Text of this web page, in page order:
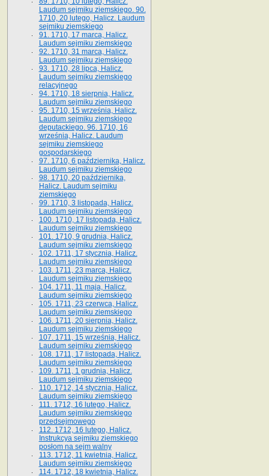
Laudum sejmiku ziemskiego. 90.
1710, 20 lutego, Halicz. Laudum
sejmiku ziemskiego
91. 1710, 17 marca, Halicz.
Laudum sejmiku ziemskiego
92. 1710, 31 marca, Halicz.
Laudum sejmiku ziemskiego
93. 1710, 28 lipca, Halicz.
Laudum sejmiku ziemskiego
relacyjnego
94. 1710, 18 sierpnia, Halicz.
Laudum sejmiku ziemskiego
95. 1710, 15 września, Halicz.
Laudum sejmiku ziemskiego
deputackiego. 96. 1710, 16
września, Halicz. Laudum
sejmiku ziemskiego
gospodarskiego
97. 1710, 6 października, Halicz.
Laudum sejmiku ziemskiego
98. 1710, 20 października,
Halicz. Laudum sejmiku
ziemskiego
99. 1710, 3 listopada, Halicz.
Laudum sejmiku ziemskiego
100. 1710, 17 listopada, Halicz.
Laudum sejmiku ziemskiego
101. 1710, 9 grudnia, Halicz.
Laudum sejmiku ziemskiego
102. 1711, 17 stycznia, Halicz.
Laudum sejmiku ziemskiego
103. 1711, 23 marca, Halicz.
Laudum sejmiku ziemskiego
104. 1711, 11 maja, Halicz.
Laudum sejmiku ziemskiego
105. 1711, 23 czerwca, Halicz.
Laudum sejmiku ziemskiego
106. 1711, 20 sierpnia, Halicz.
Laudum sejmiku ziemskiego
107. 1711, 15 września, Halicz.
Laudum sejmiku ziemskiego
108. 1711, 17 listopada, Halicz.
Laudum sejmiku ziemskiego
109. 1711, 1 grudnia, Halicz.
Laudum sejmiku ziemskiego
110. 1712, 14 stycznia, Halicz.
Laudum sejmiku ziemskiego
111. 1712, 16 lutego, Halicz.
Laudum sejmiku ziemskiego
przedsejmowego
112. 1712, 16 lutego, Halicz.
Instrukcya sejmiku ziemskiego
posłom na sejm walny
113. 1712, 11 kwietnia, Halicz.
Laudum sejmiku ziemskiego
114. 1712, 18 kwietnia, Halicz.